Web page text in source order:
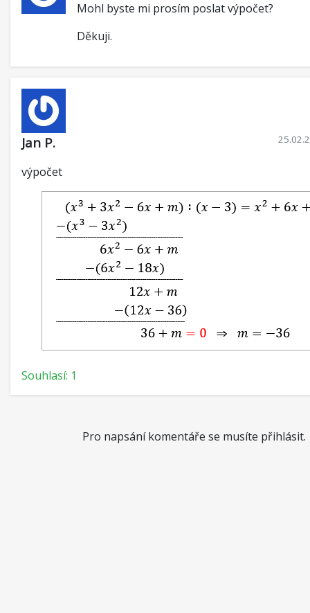
Mohl byste mi prosím poslat výpočet?
Děkuji.
Jan P.
výpočet
Souhlasí: 1
Pro napsání komentáře se musíte přihlásit.